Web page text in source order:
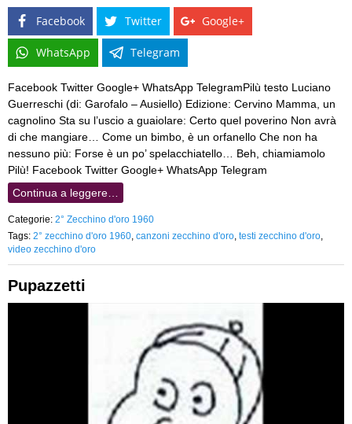
Facebook Twitter Google+
WhatsApp Telegram
Facebook Twitter Google+ WhatsApp TelegramPilù testo Luciano
Guerreschi (di: Garofalo – Ausiello) Edizione: Cervino Mamma, un
cagnolino Sta su l’uscio a guaiolare: Certo quel poverino Non avrà
di che mangiare… Come un bimbo, è un orfanello Che non ha
nessuno più: Forse è un po’ spelacchiatello… Beh, chiamiamolo
Pilù! Facebook Twitter Google+ WhatsApp Telegram
Continua a leggere…
Categorie: 2° Zecchino d'oro 1960
Tags: 2° zecchino d'oro 1960 canzoni zecchino d'oro testi zecchino d'oro
video zecchino d'oro
Pupazzetti